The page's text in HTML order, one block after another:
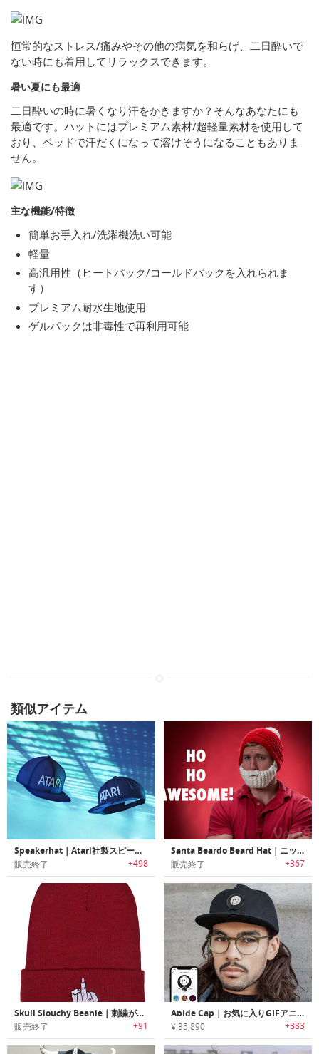
恒常的なストレス/痛みやその他の病気を和らげ、二日酔いで
ない時にも着用してリラックスできます。
暑い夏にも最適
二日酔いの時に暑くなり汗をかきますか？そんなあなたにも
最適です。ハットにはプレミアム素材/超軽量素材を使用して
おり、ベッドで汗だくになって溶けそうになることもありま
せん。
主な機能/特徴
簡単お手入れ/洗濯機洗い可能
軽量
高汎用性（ヒートパック/コールドパックを入れられま
す）
プレミアム耐水生地使用
ゲルパックは非毒性で再利用可能
類似アイテム
Speakerhat｜Atari社製スピーカー内蔵ベースボールキャップ「スピーカーハット」
販売終了 +498
Santa Beardo Beard Hat｜ニット製サンタセット
販売終了 +367
Skull Slouchy Beanie｜刺繍がワンポイントのレディースビーニー帽
販売終了 +91
Abide Cap｜お気に入りGIFアニメーションを表示できるキャップ「アバイド」
¥ 35,890 +383